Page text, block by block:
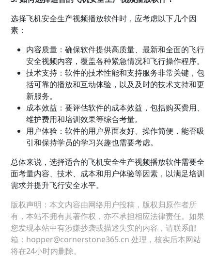
选择飞机安全生产视频播放软件时，应考虑以下几个因
素：
内容质量：确保软件提供高质量、最新和全面的飞行
安全视频内容，覆盖各种紧急情况和飞行操作程序。
技术支持：软件的技术性能和支持服务非常关键，包
括可靠的播放和互动体验，以及及时的技术支持和更
新服务。
成本效益：要评估软件的成本效益，包括购买费用、
维护费用和培训效果等综合考量。
用户体验：软件的用户界面友好、操作简便，能否吸
引和保持学员的学习兴趣也需要考虑。
总体来说，选择适合的飞机安全生产视频播放软件需要全
面考量内容、技术、成本和用户体验等因素，以满足培训
需求并提升飞行安全水平。
版权声明：本文内容由网络用户投稿，版权归原作者所
有，本站不拥有其著作权，亦不承担相应法律责任。如果
您发现本站中有涉嫌抄袭或描述失实的内容，请联系邮
箱：hopper@cornerstone365.cn 处理，核实后本网站
将在24小时内删除。